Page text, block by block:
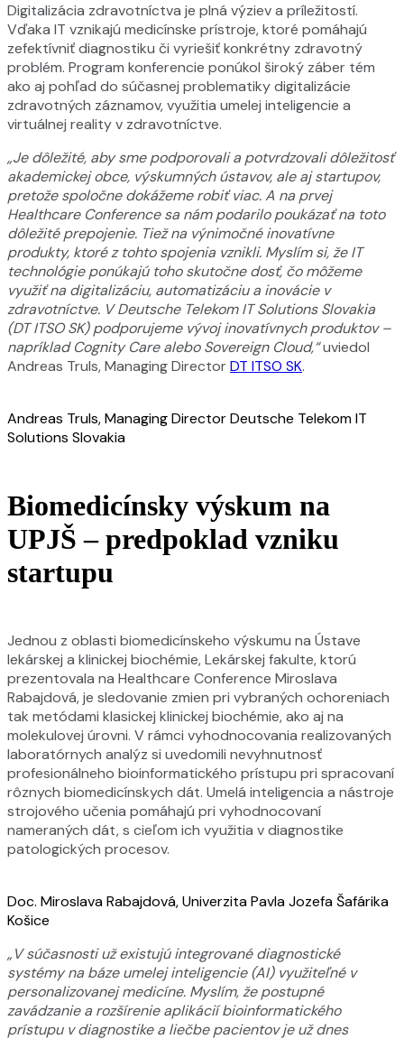
Digitalizácia zdravotníctva je plná výziev a príležitostí.
Vďaka IT vznikajú medicínske prístroje, ktoré pomáhajú
zefektívniť diagnostiku či vyriešiť konkrétny zdravotný
problém. Program konferencie ponúkol široký záber tém
ako aj pohľad do súčasnej problematiky digitalizácie
zdravotných záznamov, využitia umelej inteligencie a
virtuálnej reality v zdravotníctve.
„Je dôležité, aby sme podporovali a potvrdzovali dôležitosť
akademickej obce, výskumných ústavov, ale aj startupov,
pretože spoločne dokážeme robiť viac. A na prvej
Healthcare Conference sa nám podarilo poukázať na toto
dôležité prepojenie. Tiež na výnimočné inovatívne
produkty, ktoré z tohto spojenia vznikli. Myslím si, že IT
technológie ponúkajú toho skutočne dosť, čo môžeme
využiť na digitalizáciu, automatizáciu a inovácie v
zdravotníctve. V Deutsche Telekom IT Solutions Slovakia
(DT ITSO SK) podporujeme vývoj inovatívnych produktov –
napríklad Cognity Care alebo Sovereign Cloud,“uviedol
Andreas Truls, Managing DirectorDT ITSO SK.
Andreas Truls, Managing Director Deutsche Telekom IT
Solutions Slovakia
Biomedicínsky výskum na
UPJŠ – predpoklad vzniku
startupu
Jednou z oblasti biomedicínskeho výskumu na Ústave
lekárskej a klinickej biochémie, Lekárskej fakulte, ktorú
prezentovala na Healthcare Conference Miroslava
Rabajdová, je sledovanie zmien pri vybraných ochoreniach
tak metódami klasickej klinickej biochémie, ako aj na
molekulovej úrovni. V rámci vyhodnocovania realizovaných
laboratórnych analýz si uvedomili nevyhnutnosť
profesionálneho bioinformatického prístupu pri spracovaní
rôznych biomedicínskych dát. Umelá inteligencia a nástroje
strojového učenia pomáhajú pri vyhodnocovaní
nameraných dát, s cieľom ich využitia v diagnostike
patologických procesov.
Doc. Miroslava Rabajdová, Univerzita Pavla Jozefa Šafárika
Košice
„V súčasnosti už existujú integrované diagnostické
systémy na báze umelej inteligencie (AI) využiteľné v
personalizovanej medicíne. Myslím, že postupné
zavádzanie a rozšírenie aplikácií bioinformatického
prístupu v diagnostike a liečbe pacientov je už dnes